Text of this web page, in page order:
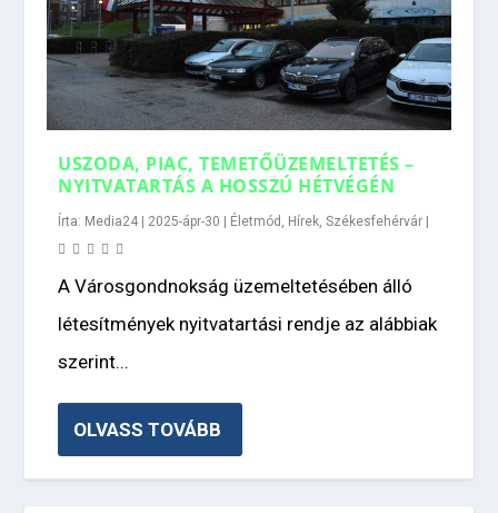
USZODA, PIAC, TEMETŐÜZEMELTETÉS –
NYITVATARTÁS A HOSSZÚ HÉTVÉGÉN
Írta: Media24 2025-ápr-30 Életmód , Hírek,Székesfehérvár
A Városgondnokság üzemeltetésében álló
létesítmények nyitvatartási rendje az alábbiak
szerint...
OLVASS TOVÁBB